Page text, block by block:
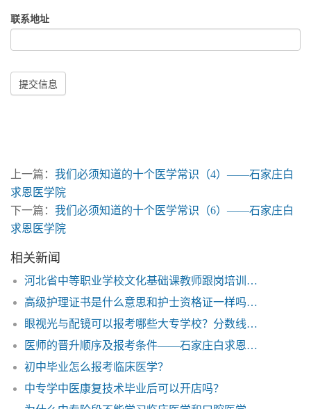
联系地址
提交信息
上一篇： 我们必须知道的十个医学常识（4）——石家庄白
求恩医学院
下一篇： 我们必须知道的十个医学常识（6）——石家庄白
求恩医学院
相关新闻
河北省中等职业学校文化基础课教师跟岗培训项目开班——河北省白求恩医学院
高级护理证书是什么意思和护士资格证一样吗？——石家庄白求恩医学中专
眼视光与配镜可以报考哪些大专学校？分数线多少？——石家庄白求恩医学院
医师的晋升顺序及报考条件——石家庄白求恩医学院
初中毕业怎么报考临床医学？
中专学中医康复技术毕业后可以开店吗？